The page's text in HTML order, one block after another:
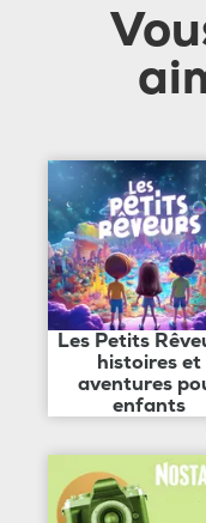
Les Petits
histoires et
aventures
enfants